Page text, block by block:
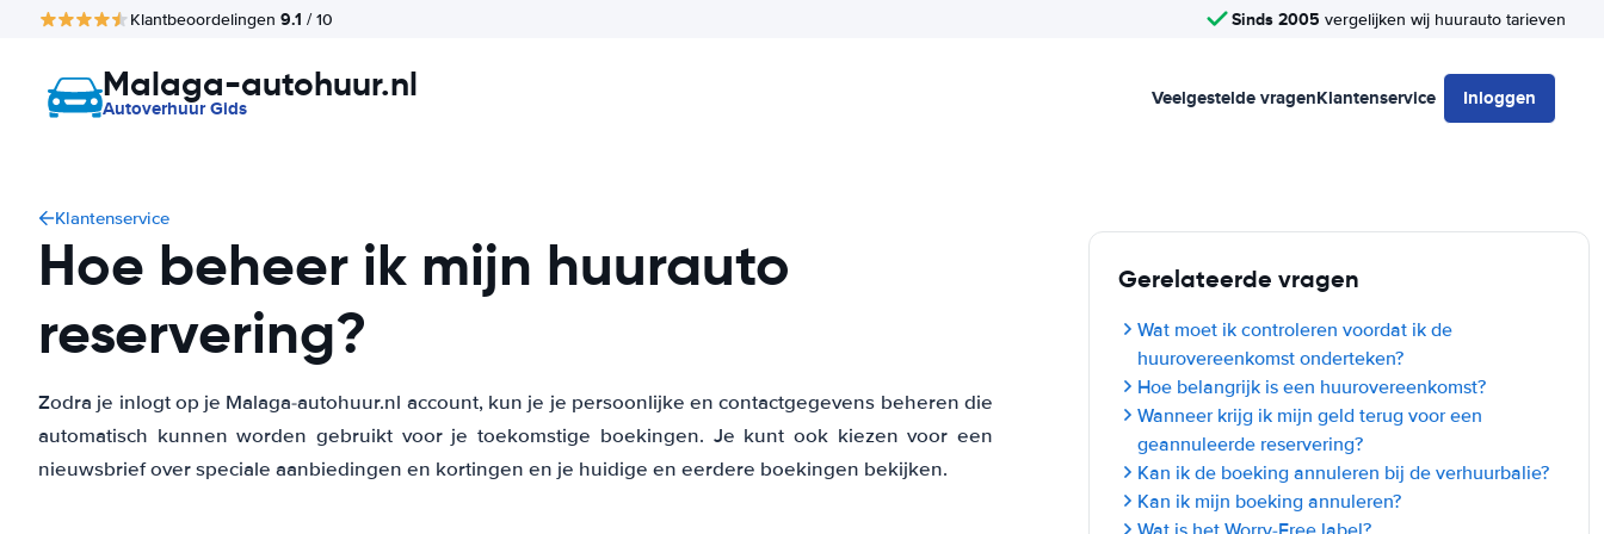
Klantbeoordelingen 9.1 / 10 Sinds 2005 vergelijken wij huurauto tarieven
Malaga-autohuur.nl
Autoverhuur Gids Veelgestelde vragenKlantenservice Inloggen
Klantenservice
Hoe beheer ik mijn huurauto
reservering?
Zodra je inlogt op je Malaga-autohuur.nl account, kun je je persoonlijke en contactgegevens beheren die
automatisch kunnen worden gebruikt voor je toekomstige boekingen. Je kunt ook kiezen voor een
nieuwsbrief over speciale aanbiedingen en kortingen en je huidige en eerdere boekingen bekijken.
Gerelateerde vragen
Wat moet ik controleren voordat ik de
huurovereenkomst onderteken?
Hoe belangrijk is een huurovereenkomst?
Wanneer krijg ik mijn geld terug voor een
geannuleerde reservering?
Kan ik de boeking annuleren bij de verhuurbalie?
Kan ik mijn boeking annuleren?